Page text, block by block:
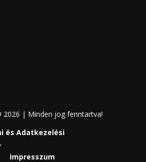
2026 | Minden jog fenntartva!
és Adatkezelési
Impresszum